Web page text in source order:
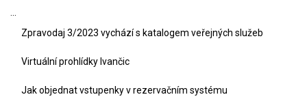
Zpravodaj 3/2023 vychází s katalogem veřejných služeb
Virtuální prohlídky Ivančic
Jak objednat vstupenky v rezervačním systému